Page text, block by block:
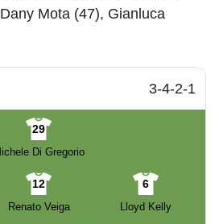
Mota (47), Gianluca
3-4-2-1
29
Di Gregorio
12
Renato Veiga
6
Lloyd Kelly